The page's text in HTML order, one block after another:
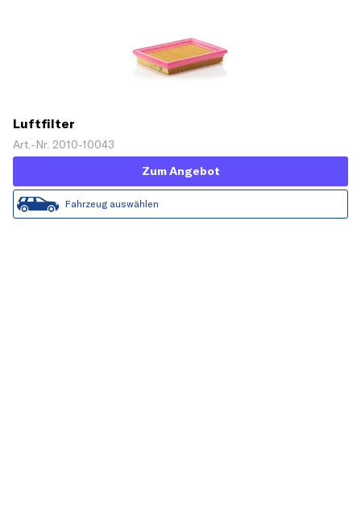
Luftfilter
Art.-Nr. 2010-10043
Zum Angebot
Fahrzeug auswählen